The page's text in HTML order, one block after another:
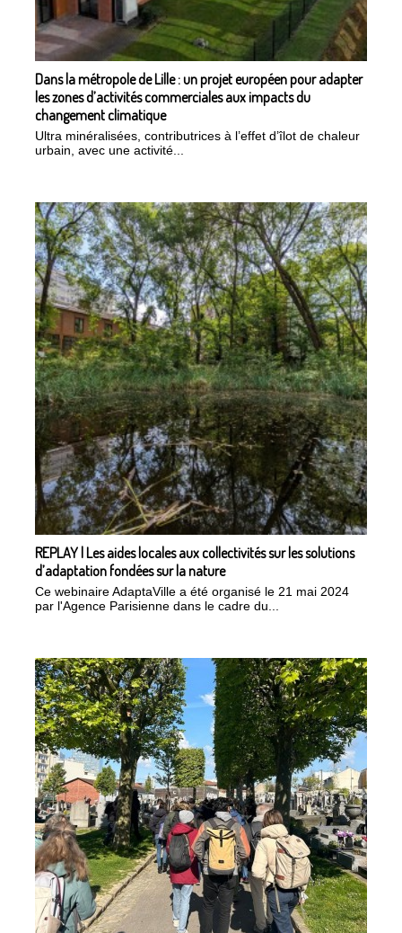
Dans la métropole de Lille : un projet européen pour adapter
les zones d’activités commerciales aux impacts du
changement climatique
Ultra minéralisées, contributrices à l’effet d’îlot de chaleur
urbain, avec une activité...
REPLAY | Les aides locales aux collectivités sur les solutions
d’adaptation fondées sur la nature
Ce webinaire AdaptaVille a été organisé le 21 mai 2024
par l'Agence Parisienne dans le cadre du...